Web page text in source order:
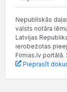
Nepubliskās
valsts notāra
Latvijas
ierobežotas
Firmas.lv
Pieprasīt